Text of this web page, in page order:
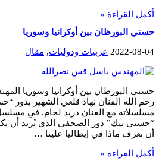
أكمل القراءة »
حسني البورظان بين أوكرانيا وسوريا
2022-08-04 عربيات ودوليات, مقال
حسني البورظان بين أوكرانيا وسوريا
رحم الله الفنان نهاد قلعي الشهير بدور
مسلسلاته مع الفنان دريد لحام. في
“حسني بيك” دور الصحفي الذي يُريد أن
أن نعرف ماذا في إيطاليا علينا …
أكمل القراءة »